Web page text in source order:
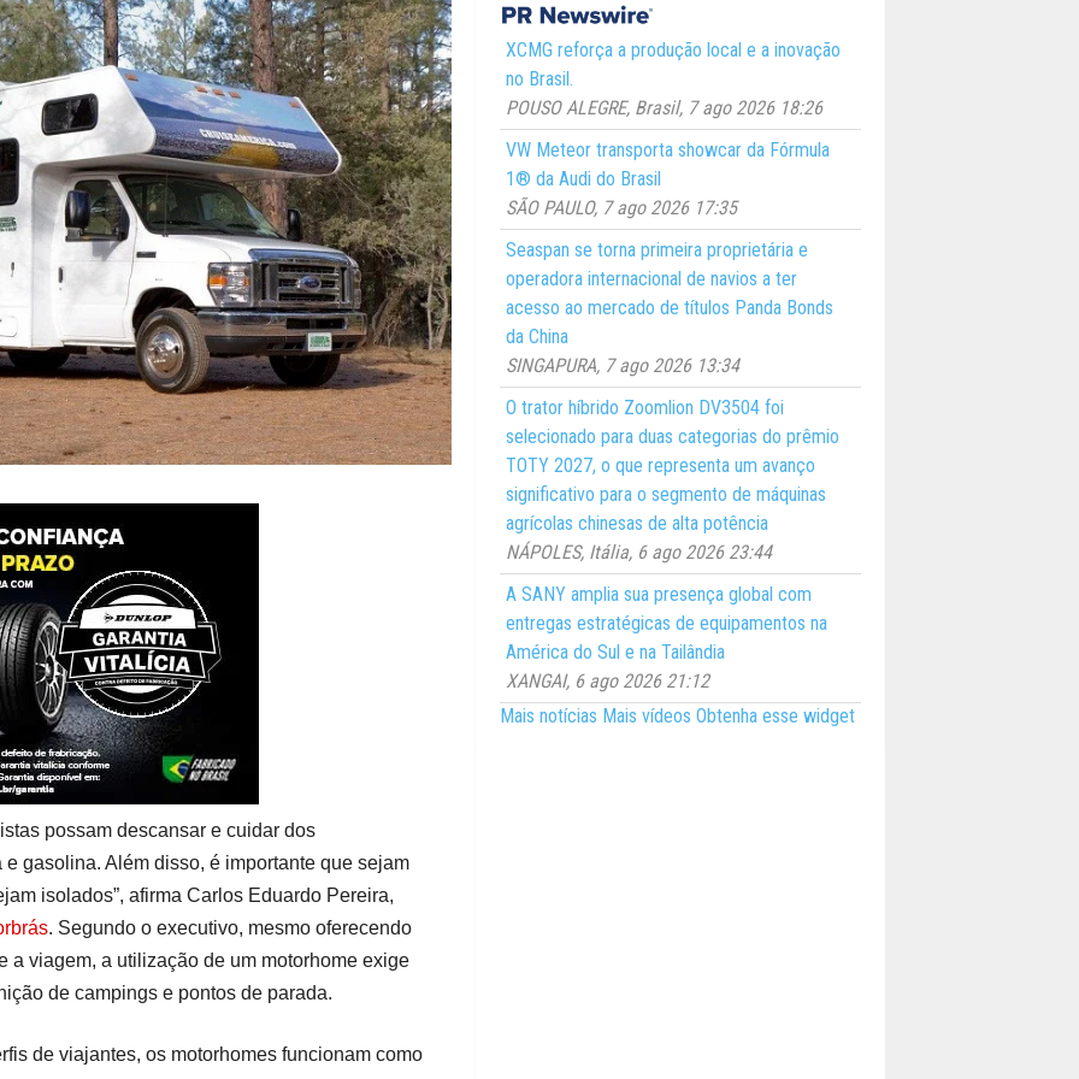
possam descansar e cuidar dos
gasolina. Além disso, é importante que sejam
isolados”, afirma Carlos Eduardo Pereira,
. Segundo o executivo, mesmo oferecendo
a viagem, a utilização de um motorhome exige
de campings e pontos de parada.
de viajantes, os motorhomes funcionam como
XCMG reforça a produção local e a inovação
no Brasil.
POUSO ALEGRE, Brasil, 7 ago 2026 18:26
VW Meteor transporta showcar da Fórmula
1® da Audi do Brasil
SÃO PAULO, 7 ago 2026 17:35
Seaspan se torna primeira proprietária e
operadora internacional de navios a ter
acesso ao mercado de títulos Panda Bonds
da China
SINGAPURA, 7 ago 2026 13:34
O trator híbrido Zoomlion DV3504 foi
selecionado para duas categorias do prêmio
TOTY 2027, o que representa um avanço
significativo para o segmento de máquinas
agrícolas chinesas de alta potência
NÁPOLES, Itália, 6 ago 2026 23:44
A SANY amplia sua presença global com
entregas estratégicas de equipamentos na
América do Sul e na Tailândia
XANGAI, 6 ago 2026 21:12
Mais notícias Mais vídeos Obtenha esse widget